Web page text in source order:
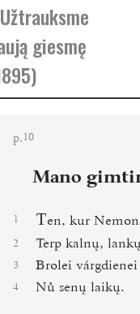
giesmę
p.10
Mano
1 Ten, kur
2 Terp kalnų,
3 Brolei
4 Nů senų laikų.